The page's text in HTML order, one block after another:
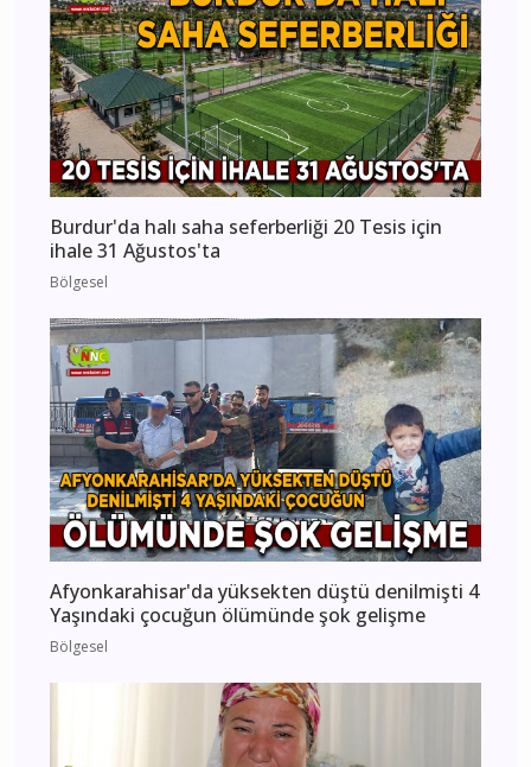
Burdur'da halı saha seferberliği 20 Tesis için
ihale 31 Ağustos'ta
Bölgesel
Afyonkarahisar'da yüksekten düştü denilmişti 4
Yaşındaki çocuğun ölümünde şok gelişme
Bölgesel